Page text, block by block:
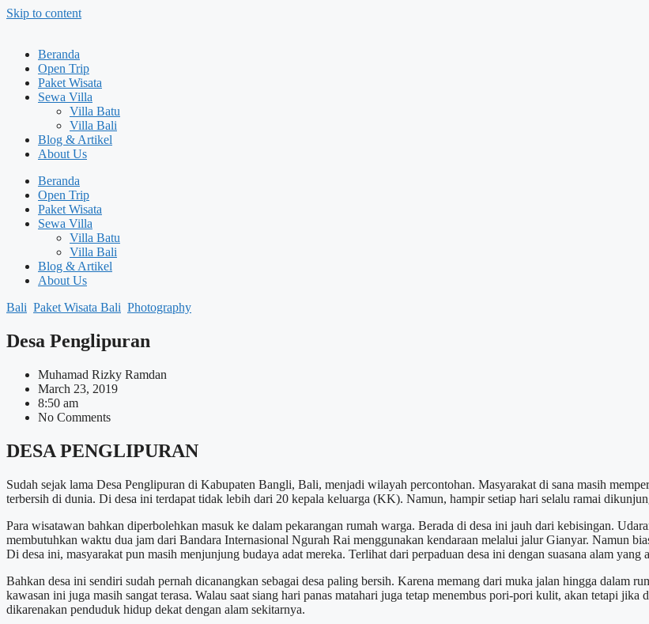
Skip to content
Beranda
Open Trip
Paket Wisata
Sewa Villa
Villa Batu
Villa Bali
Blog & Artikel
About Us
Beranda
Open Trip
Paket Wisata
Sewa Villa
Villa Batu
Villa Bali
Blog & Artikel
About Us
Bali Paket Wisata Bali Photography
Desa Penglipuran
Muhamad Rizky Ramdan
March 23, 2019
8:50 am
No Comments
DESA PENGLIPURAN
Sudah sejak lama Desa Penglipuran di Kabupaten Bangli, Bali, menjadi wilayah percontohan. Masyarakat di sana masih
terbersih di dunia. Di desa ini terdapat tidak lebih dari 20 kepala keluarga (KK). Namun, hampir setiap hari selalu ramai
Para wisatawan bahkan diperbolehkan masuk ke dalam pekarangan rumah warga. Berada di desa ini jauh dari kebisingan.
membutuhkan waktu dua jam dari Bandara Internasional Ngurah Rai menggunakan kendaraan melalui jalur Gianyar. Namun
Di desa ini, masyarakat pun masih menjunjung budaya adat mereka. Terlihat dari perpaduan desa ini dengan suasana alam yang
Bahkan desa ini sendiri sudah pernah dicanangkan sebagai desa paling bersih. Karena memang dari muka jalan hingga dalam
kawasan ini juga masih sangat terasa. Walau saat siang hari panas matahari juga tetap menembus pori-pori kulit, akan tetapi
dikarenakan penduduk hidup dekat dengan alam sekitarnya.